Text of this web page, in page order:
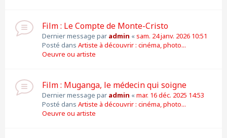
Film : Le Compte de Monte-Cristo
Dernier message par admin «sam. 24 janv. 2026 10:51
Posté dans Artiste à découvrir : cinéma, photo...
Oeuvre ou artiste
Film : Muganga, le médecin qui soigne
Dernier message par admin «mar. 16 déc. 2025 14:53
Posté dans Artiste à découvrir : cinéma, photo...
Oeuvre ou artiste